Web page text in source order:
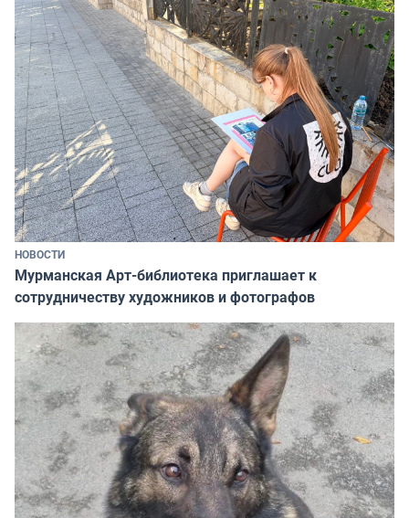
НОВОСТИ
Мурманская Арт-библиотека приглашает к
сотрудничеству художников и фотографов